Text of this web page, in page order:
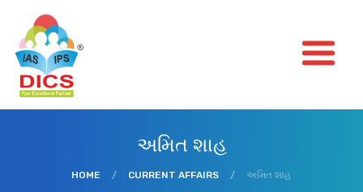
અમિત શાહ
HOME / CURRENT AFFAIRS / અમિત શાહ